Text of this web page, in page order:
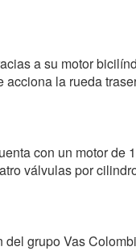
a su motor
la rueda
con un motor
válvulas por
grupo Vas